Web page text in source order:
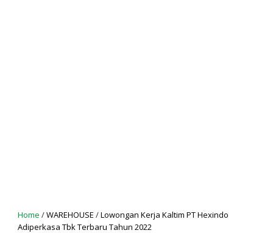
Home /WAREHOUSE /Lowongan Kerja Kaltim PT Hexindo
Adiperkasa Tbk Terbaru Tahun 2022